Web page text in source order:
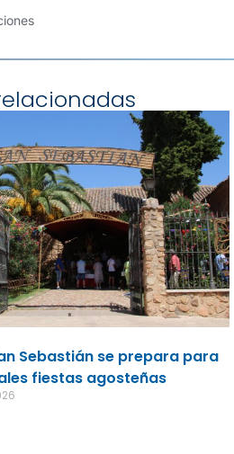
Sebastián se prepara para
fiestas agosteñas